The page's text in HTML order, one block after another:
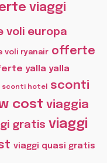
viaggi
voli europa
voli ryanair offerte
yalla yalla
sconti hotel
sconti
cost viaggia
gratis viaggi
viaggi quasi gratis